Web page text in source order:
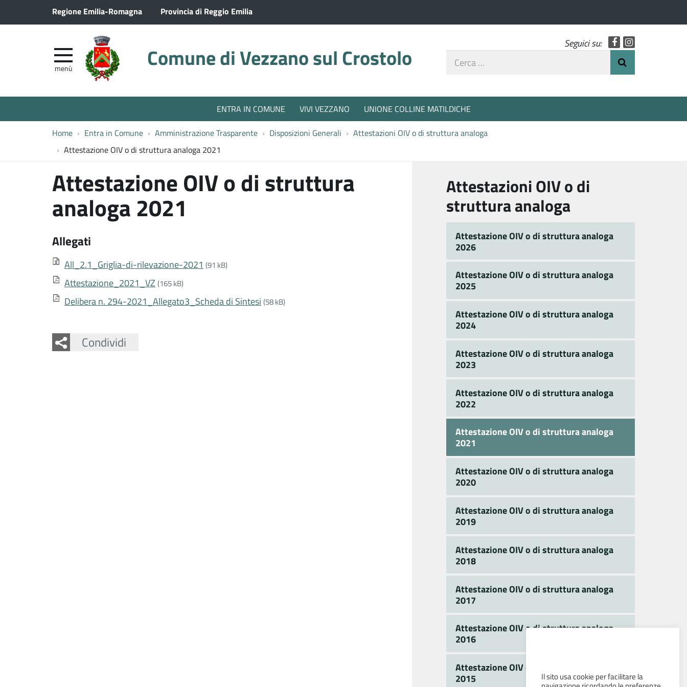
Regione Emilia-Romagna Provincia di Reggio Emilia
Comune di Vezzano sul Crostolo
menù
Seguici su: Facebook
Cerca
ENTRA IN COMUNE VIVI VEZZANO UNIONE COLLINE MATILDICHE
Home Entra in Comune Amministrazione Trasparente Disposizioni Generali
Attestazioni OIV o di struttura analoga
Attestazione OIV o di struttura analoga 2021
Attestazione OIV o di struttura
analoga 2021
Allegati
All_2.1_Griglia-di-rilevazione-2021 (91 kB)
Attestazione_2021_VZ (165 kB)
Delibera n. 294-2021_Allegato3_Scheda di Sintesi (58 kB)
Condividi
Facebook
Twitter
Whatsapp
Attestazioni OIV o di
struttura analoga
Attestazione OIV o di struttura analoga
2026
Attestazione OIV o di struttura analoga
2025
Attestazione OIV o di struttura analoga
2024
Attestazione OIV o di struttura analoga
2023
Attestazione OIV o di struttura analoga
2022
Attestazione OIV o di struttura analoga
2021
Attestazione OIV o di struttura analoga
2020
Attestazione OIV o di struttura analoga
2019
Attestazione OIV o di struttura analoga
2018
Attestazione OIV o di struttura analoga
2017
Attestazione OIV o di struttura analoga
2016
Attestazione OIV o di struttura analoga
2015
Il sito usa cookie per facilitare la